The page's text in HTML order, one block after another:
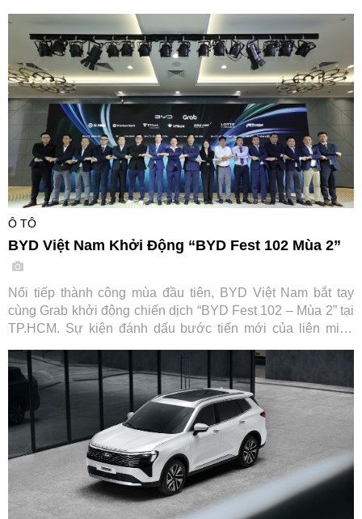
cũ đổi mới" tiết kiệm tới 7,2 triệu đồng.
Ô TÔ
BYD Việt Nam Khởi Động “BYD Fest 102 Mùa 2”
Nối tiếp thành công mùa đầu tiên, BYD Việt Nam bắt tay
cùng Grab khởi động chiến dịch “BYD Fest 102 – Mùa 2” tại
TP.HCM. Sự kiện đánh dấu bước tiến mới của liên minh
đẩy chuyển đổi xanh cho ngành vận tải dịch vụ tại Việt Nam.